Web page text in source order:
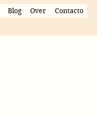
Blog Over Contacto